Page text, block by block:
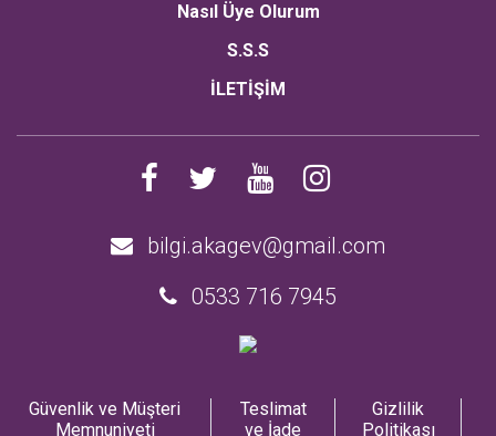
Nasıl Üye Olurum
S.S.S
İLETİŞİM
bilgi.akagev@gmail.com
0533 716 7945
Güvenlik ve Müşteri
Memnuniyeti
Teslimat
ve İade
Gizlilik
Politikası